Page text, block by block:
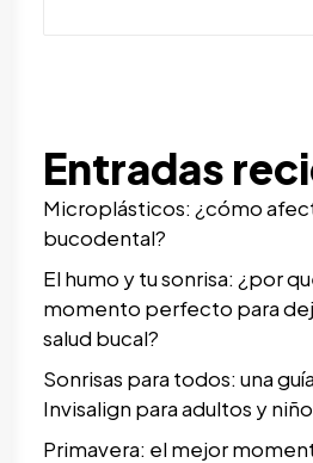
Entradas
Microplásticos: ¿cómo
bucodental?
El humo y tu sonrisa: ¿por
momento perfecto para
salud bucal?
Sonrisas para todos: una
Invisalign para adultos y
Primavera: el mejor